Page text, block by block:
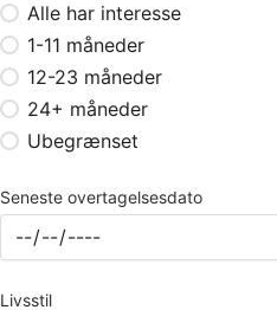
Alle har interesse
1-11 måneder
12-23 måneder
24+ måneder
Ubegrænset
Seneste overtagelsesdato
Livsstil